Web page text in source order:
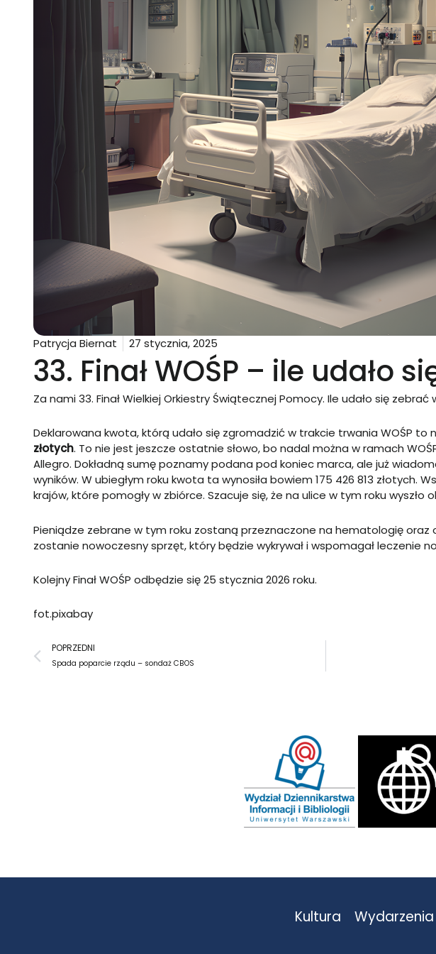
Patrycja Biernat 27 stycznia, 2025
33. Finał WOŚP – ile udało
Za nami 33. Finał Wielkiej Orkiestry Świątecznej Pomocy. Ile udało się zebrać
Deklarowana kwota, którą udało się zgromadzić w trakcie trwania WOŚP
złotych. To nie jest jeszcze ostatnie słowo, bo nadal można w ramach
Allegro. Dokładną sumę poznamy podana pod koniec marca, ale już
wyników. W ubiegłym roku kwota ta wynosiła bowiem 175 426 813 złotych.
krajów, które pomogły w zbiórce. Szacuje się, że na ulice w tym roku wyszło
Pieniądze zebrane w tym roku zostaną przeznaczone na hematologię oraz
zostanie nowoczesny sprzęt, który będzie wykrywał i wspomagał leczenie
Kolejny Finał WOŚP odbędzie się 25 stycznia 2026 roku.
fot.pixabay
Prev
POPRZEDNI
Spada poparcie rządu – sondaż CBOS
Kultura Wydarzenia